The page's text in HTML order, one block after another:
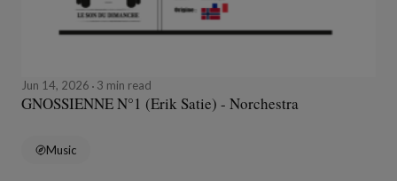
Jun 14, 2026 3 min read
GNOSSIENNE N°1 (Erik Satie) - Norchestra
Music